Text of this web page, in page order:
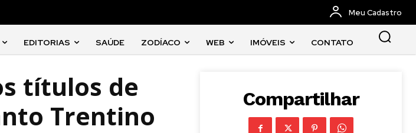
Meu Cadastro
EDITORIAS SAÚDE ZODÍACO WEB IMÓVEIS CONTATO
títulos de
Trentino
Compartilhar